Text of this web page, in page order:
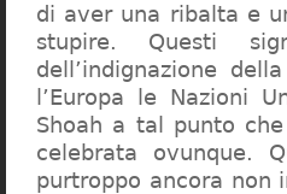
di aver una ribalta e
stupire. Questi
dell’indignazione
l’Europa le Nazioni
Shoah a tal punto
celebrata ovunque.
purtroppo ancora non